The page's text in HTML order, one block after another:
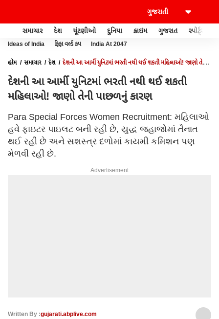
સમાચાર દેશ ચૂંટણીઓ દુનિયા ક્રાઇમ ગુજરાત સ્પોર્ટ્સ
Ideas of India ફિફા વર્લ્ડ કપ India At 2047
હોમ સમાચાર દેશ
દેશની આ આર્મી યુનિટમાં ભરતી નથી થઈ શકતી મહિલાઓ! જાણો તેની
દેશની આ આર્મી યુનિટમાં ભરતી નથી થઈ શકતી
મહિલાઓ! જાણો તેની પાછળનું કારણ
Para Special Forces Women Recruitment: મહિલાઓ
હવે ફાઇટર પાઇલટ બની રહી છે, યુદ્ધ જહાજોમાં તૈનાત
થઈ રહી છે અને સશસ્ત્ર દળોમાં કાયમી કમિશન પણ
મેળવી રહી છે.
Advertisement
Written By :gujarati.abplive.com